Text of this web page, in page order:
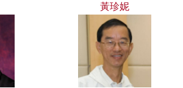
黃珍妮